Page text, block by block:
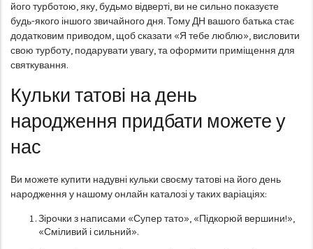
його турботою, яку, будьмо відверті, ви не сильно показуєте
будь-якого іншого звичайного дня. Тому ДН вашого батька стає
додатковим приводом, щоб сказати «Я тебе люблю», висловити
свою турботу, подарувати увагу, та оформити приміщення для
святкування.
Кульки татові на день
народження придбати можете у
нас
Ви можете купити надувні кульки своєму татові на його день
народження у нашому онлайн каталозі у таких варіаціях:
Зірочки з написами «Супер тато», «Підкорюй вершини!»,
«Сміливий і сильний».